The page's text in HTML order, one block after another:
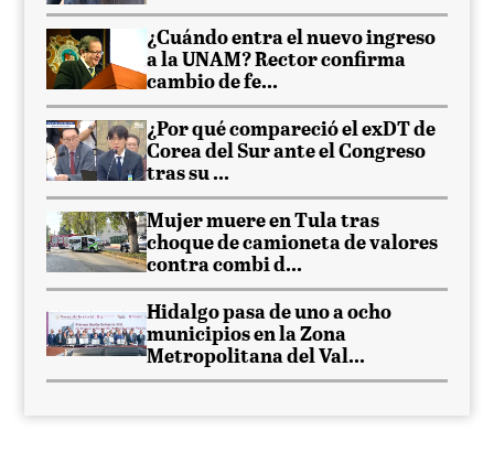
¿Cuándo entra el nuevo ingreso
a la UNAM? Rector confirma
cambio de fe...
¿Por qué compareció el exDT de
Corea del Sur ante el Congreso
tras su ...
Mujer muere en Tula tras
choque de camioneta de valores
contra combi d...
Hidalgo pasa de uno a ocho
municipios en la Zona
Metropolitana del Val...